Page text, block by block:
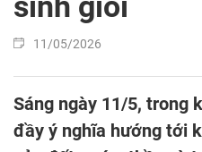
11/05/2026
Sáng ngày 11/5, trong
đầy ý nghĩa hướng tới